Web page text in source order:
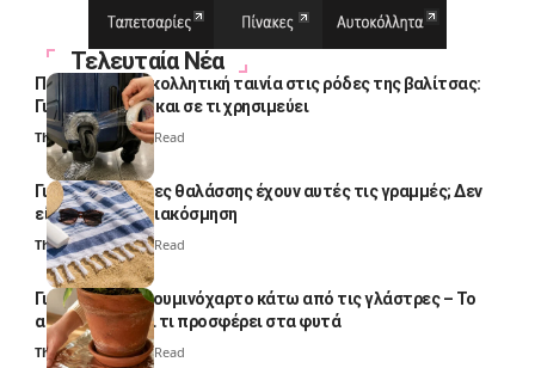
Τελευταία Νέα
Πολλοί βάζουν κολλητική ταινία στις ρόδες της βαλίτσας:
Γιατί το κάνουν και σε τι χρησιμεύει
Thali Ombre4 Min Read
Γιατί οι πετσέτες θαλάσσης έχουν αυτές τις γραμμές; Δεν
είναι μόνο για διακόσμηση
Thali Ombre5 Min Read
Γιατί βάζουν αλουμινόχαρτο κάτω από τις γλάστρες – Το
απλό κόλπο και τι προσφέρει στα φυτά
Thali Ombre4 Min Read